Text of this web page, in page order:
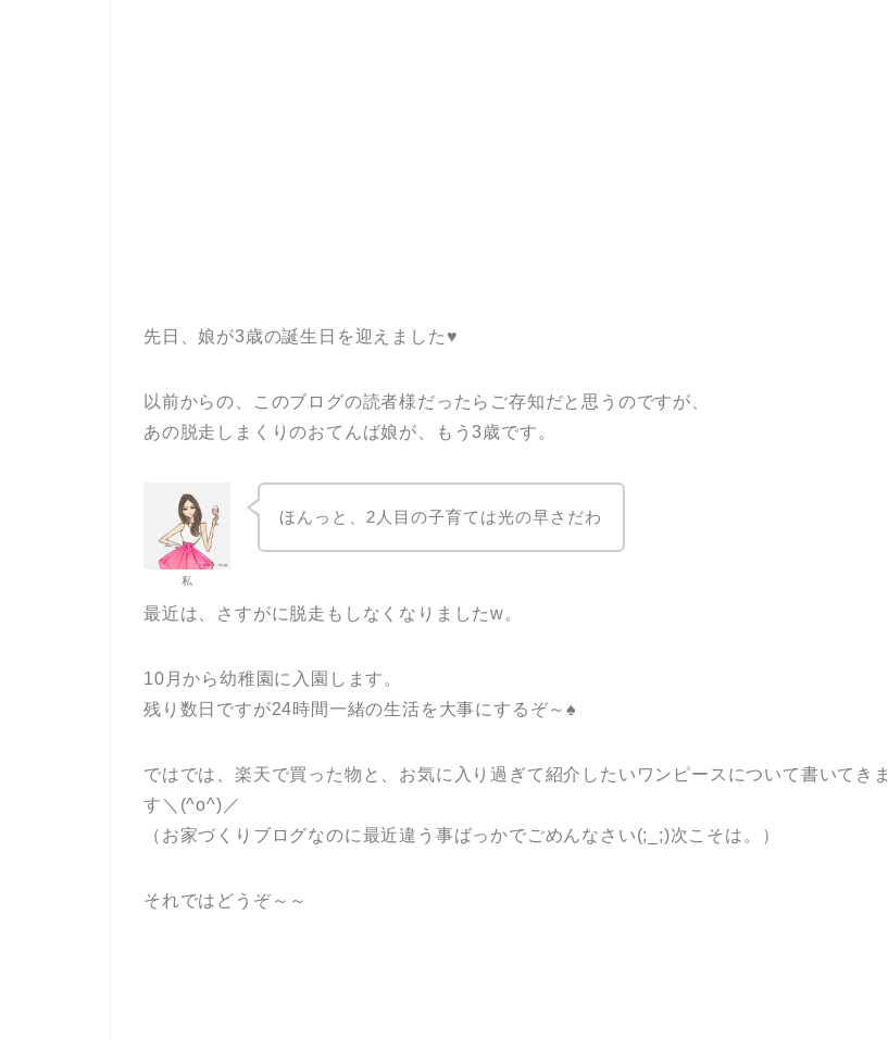
先日、娘が3歳の誕生日を迎えました♥
以前からの、このブログの読者様だったらご存知だと思うのですが、
あの脱走しまくりのおてんば娘が、もう3歳です。
私
ほんっと、2人目の子育ては光の早さだわ
最近は、さすがに脱走もしなくなりましたw。
10月から幼稚園に入園します。
残り数日ですが24時間一緒の生活を大事にするぞ～♠
ではでは、楽天で買った物と、お気に入り過ぎて紹介したいワンピースについて書いてきま
す＼(^o^)／
（お家づくりブログなのに最近違う事ばっかでごめんなさい(;_;)次こそは。）
それではどうぞ～～